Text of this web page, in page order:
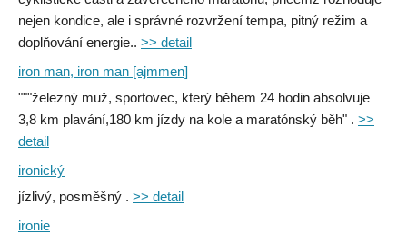
nejen kondice, ale i správné rozvržení tempa, pitný režim a
doplňování energie.. >> detail
iron man, iron man [ajmmen]
"""železný muž, sportovec, který během 24 hodin absolvuje
3,8 km plavání,180 km jízdy na kole a maratónský běh" . >>
detail
ironický
jízlivý, posměšný . >> detail
ironie